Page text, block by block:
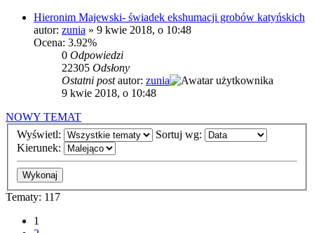
Hieronim Majewski- świadek ekshumacji grobów katyńskich
autor: zunia » 9 kwie 2018, o 10:48
Ocena: 3.92%
0 Odpowiedzi
22305 Odsłony
Ostatni postautor: zunia
9 kwie 2018, o 10:48
NOWY TEMAT
Wyświetl:
Sortuj wg:
Kierunek:
Tematy: 117
1